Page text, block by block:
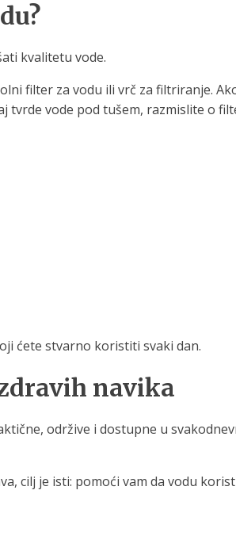
kvalitetu vode.
filter za vodu ili vrč za filtriranje.
tvrde vode pod tušem, razmislite o
ćete stvarno koristiti svaki dan.
navika
održive i dostupne u
cilj je isti: pomoći vam da vodu